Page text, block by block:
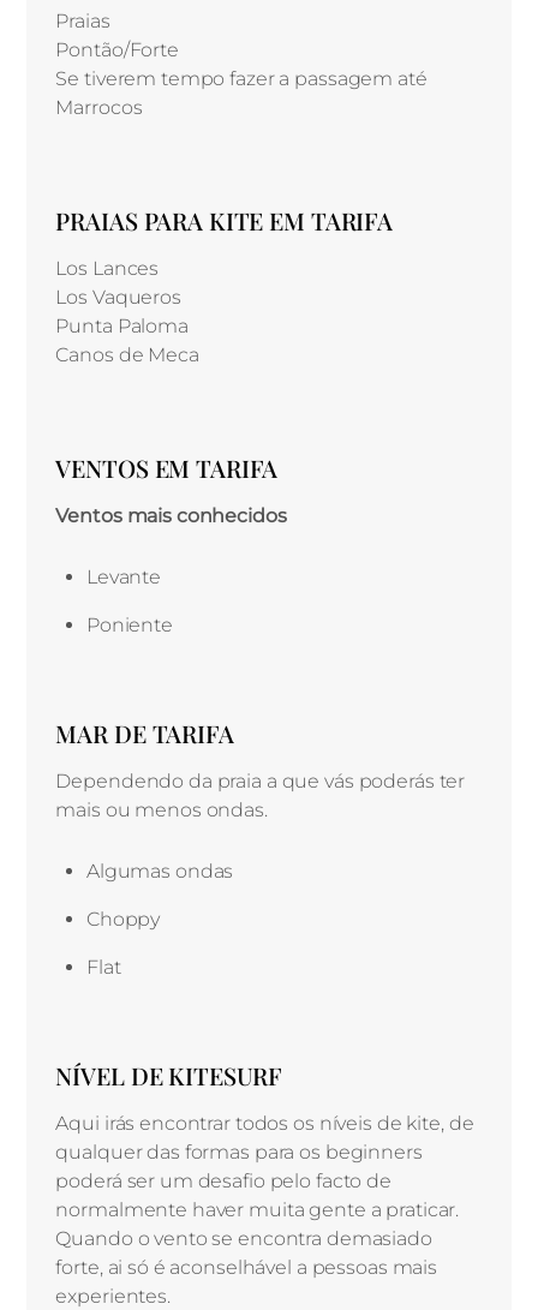
Praias
Pontão/Forte
Se tiverem tempo fazer a passagem até
Marrocos
PRAIAS PARA KITE EM TARIFA
Los Lances
Los Vaqueros
Punta Paloma
Canos de Meca
VENTOS EM TARIFA
Ventos mais conhecidos
Levante
Poniente
MAR DE TARIFA
Dependendo da praia a que vás poderás ter
mais ou menos ondas.
Algumas ondas
Choppy
Flat
NÍVEL DE KITESURF
Aqui irás encontrar todos os níveis de kite, de
qualquer das formas para os beginners
poderá ser um desafio pelo facto de
normalmente haver muita gente a praticar.
Quando o vento se encontra demasiado
forte, ai só é aconselhável a pessoas mais
experientes.